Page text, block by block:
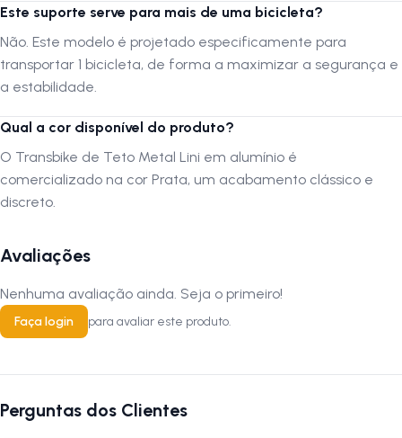
Transbike de Teto Metal Lini em alumínio é comercializado na cor
Prata, um acabamento clássico e discreto. Siga-nos no Instagram:
@lojanapista Assista nosso canal no YouTube: Lojanapista
Este suporte serve para mais de uma bicicleta?
Não. Este modelo é projetado especificamente para
transportar 1 bicicleta, de forma a maximizar a segurança e
a estabilidade.
Qual a cor disponível do produto?
O Transbike de Teto Metal Lini em alumínio é
comercializado na cor Prata, um acabamento clássico e
discreto.
Avaliações
Nenhuma avaliação ainda. Seja o primeiro!
Faça login para avaliar este produto.
Perguntas dos Clientes